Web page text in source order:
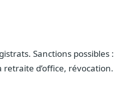
Sanctions possibles :
d’office, révocation.